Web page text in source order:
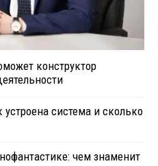
конструктор
система и сколько
чем знаменит